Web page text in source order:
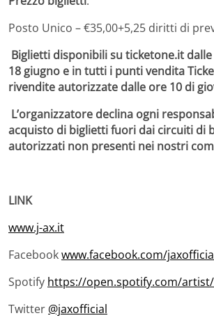
Posto Unico – €35,00+5,25 diritti di
Biglietti disponibili su ticketone.it
18 giugno e in tutti i punti vendita
rivendite autorizzate dalle ore 10 di
L’organizzatore declina ogni
acquisto di biglietti fuori dai circuiti di
autorizzati non presenti nei nostri
LINK
www.j-ax.it
Facebookwww.facebook.com/
Spotify https://open.spotify.com/artist/
Twitter @jaxofficial